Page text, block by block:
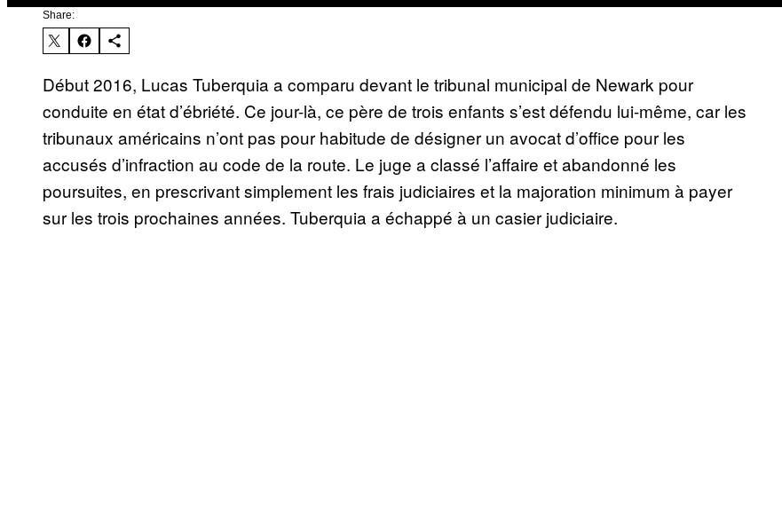
Share:
Début 2016, Lucas Tuberquia a comparu devant le tribunal municipal de Newark pour
conduite en état d’ébriété. Ce jour-là, ce père de trois enfants s’est défendu lui-même, car les
tribunaux américains n’ont pas pour habitude de désigner un avocat d’office pour les
accusés d’infraction au code de la route. Le juge a classé l’affaire et abandonné les
poursuites, en prescrivant simplement les frais judiciaires et la majoration minimum à payer
sur les trois prochaines années. Tuberquia a échappé à un casier judiciaire.